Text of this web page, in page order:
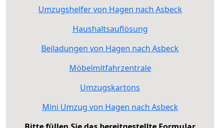
Umzugshelfer von Hagen nach Asbeck
Haushaltsauflösung
Beiladungen von Hagen nach Asbeck
Möbelmitfahrzentrale
Umzugskartons
Mini Umzug von Hagen nach Asbeck